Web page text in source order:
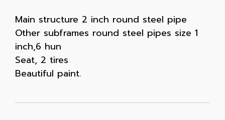
Main structure 2 inch round steel pipe
Other subframes round steel pipes size 1
inch,6 hun
Seat, 2 tires
Beautiful paint.